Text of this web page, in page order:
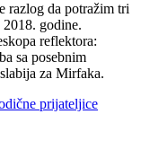
razlog da potražim tri
godine.
reflektora:
sa posebnim
za Mirfaka.
prijateljice